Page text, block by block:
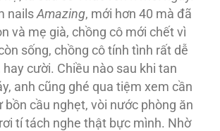
nailsAmazing, mới hơn 40 mà đã
và mẹ già, chồng cô mới chết vì
sống, chồng cô tính tình rất dễ
cười. Chiều nào sau khi tan
anh cũng ghé qua tiệm xem cần
bồn cầu nghẹt, vòi nước phòng ăn
tí tách nghe thật bực mình. Nhờ